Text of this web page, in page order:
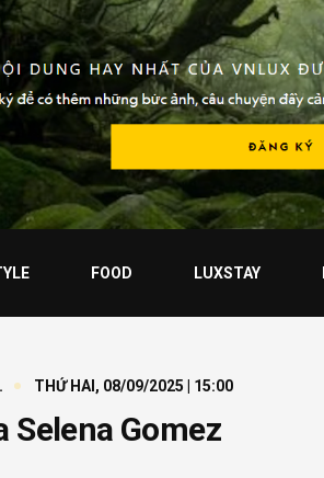
FOOD LUXSTAY
THỨ HAI, 08/09/2025 | 15:00
Selena Gomez